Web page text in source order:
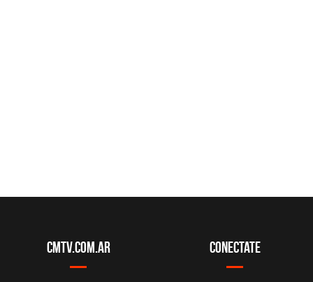
CMTV.com.ar Conectate